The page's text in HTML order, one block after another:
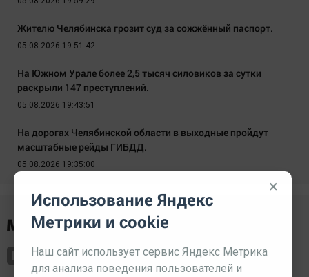
Жителю Челябинска грозит суд за сожжённый паспорт.
05.08.2026 19:51:42
На Южном Урале более 2,5 тысяч силовиков за сутки
раскрыли 147 преступлений.
05.08.2026 19:43:51
На дорогах Челябинской области в выходные пройдут
масштабные рейды ГИБДД.
05.08.2026 19:35:00
×
Использование Яндекс
Метрики и cookie
Наш сайт использует сервис Яндекс Метрика
для анализа поведения пользователей и